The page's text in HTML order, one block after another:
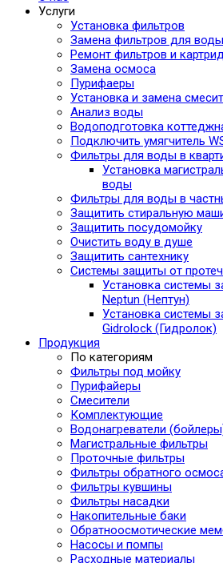
Услуги
Установка фильтров
Замена фильтров для воды
Ремонт фильтров и
Замена осмоса
Пурифаеры
Установка и замена
Анализ воды
Водоподготовка
Подключить умягчитель
Фильтры для воды в
Установка
воды
Фильтры для воды в
Защитить стиральную
Защитить посудомойку
Очистить воду в душе
Защитить сантехнику
Системы защиты от
Установка системы
Neptun (Нептун)
Установка системы
Gidrolock (Гидролок)
Продукция
По категориям
Фильтры под мойку
Пурифайеры
Смесители
Комплектующие
Водонагреватели
Магистральные фильтры
Проточные фильтры
Фильтры обратного
Фильтры кувшины
Фильтры насадки
Накопительные баки
Обратноосмотические
Насосы и помпы
Расходные материалы